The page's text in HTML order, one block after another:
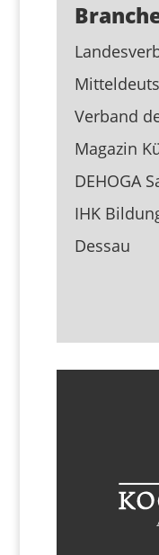
Verband
Magazin
DEHOGA
IHK
Dessau